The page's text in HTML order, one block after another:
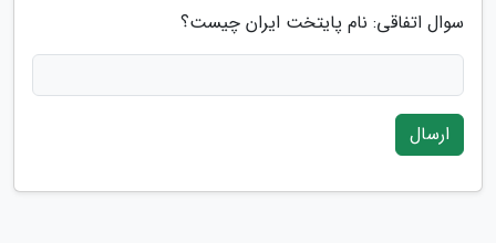
سوال اتفاقی: نام پایتخت ایران چیست؟
ارسال